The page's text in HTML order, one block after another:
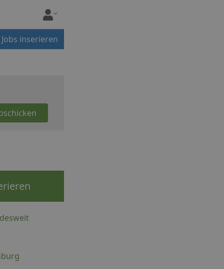
Jobs inserieren